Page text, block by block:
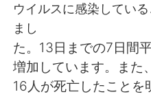
简体中文
Español
ウイルスに感染してい
まし
た。13日までの7日間
増加しています。また
16人が死亡したことを